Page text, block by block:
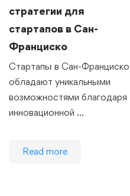
стратегии для
стартапов в Сан-
Франциско
Стартапы в Сан-Франциско
обладают уникальными
возможностями благодаря
инновационной …
Read more